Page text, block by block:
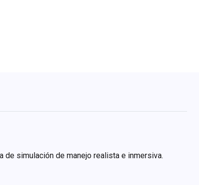
de simulación de manejo realista e inmersiva.